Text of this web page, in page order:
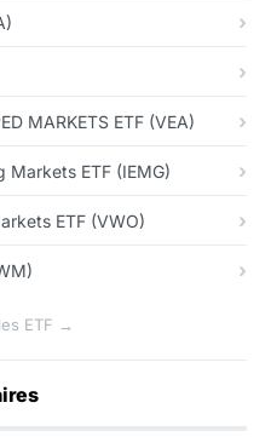
MARKETS ETF (VEA)
Markets ETF (IEMG)
ETF (VWO)
ETF →